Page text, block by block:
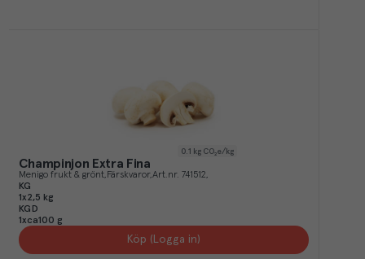
0.1 kg CO₂e/kg
Champinjon Extra Fina
Menigo frukt & grönt Färskvaror Art.nr. 741512
KG
1x2,5 kg
KGD
1xca100 g
Köp (Logga in)